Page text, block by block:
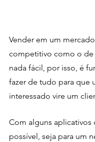
Vender em um
competitivo como o de
nada fácil, por isso, é
fazer de tudo para que
interessado vire um
Com alguns aplicativos
possível, seja para um